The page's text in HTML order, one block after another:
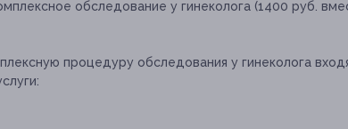
обследование у гинеколога (1400 руб.
процедуру обследования у гинеколога